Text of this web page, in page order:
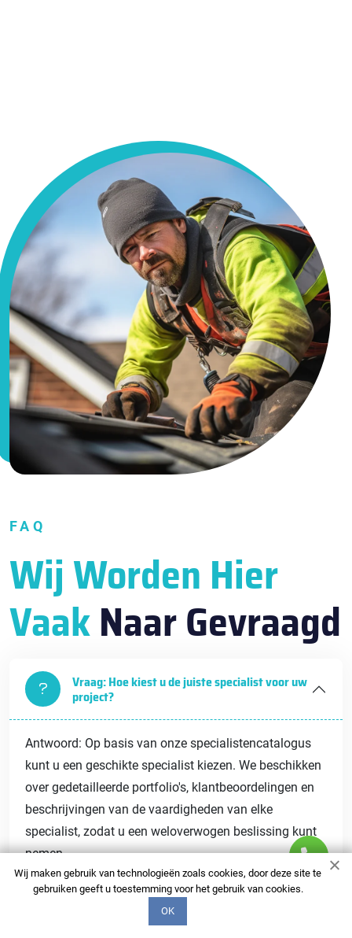
FAQ
Wij Worden Hier
VaakNaar Gevraagd
Vraag: Hoe kiest u de juiste specialist voor uw
project?
Antwoord: Op basis van onze specialistencatalogus
kunt u een geschikte specialist kiezen. We beschikken
over gedetailleerde portfolio's, klantbeoordelingen en
beschrijvingen van de vaardigheden van elke
specialist, zodat u een weloverwogen beslissing kunt
nemen.
Vraag: Wat is de deadline voor voltooiing van
de werkzaamheden?
Wij maken gebruik van technologieën zoals cookies, door deze site te
gebruiken geeft u toestemming voor het gebruik van cookies.
OK